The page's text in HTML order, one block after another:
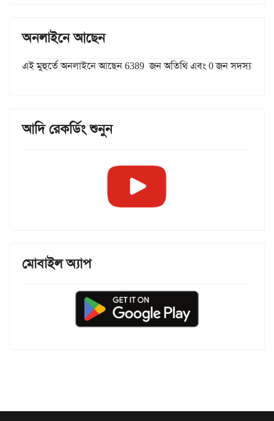
অনলাইনে আছেন
এই মুহুর্তে অনলাইনে আছেন 6389 জন অতিথি এবং 0 জন সদস্য
আদি রেকর্ডিং শুনুন
মোবাইল অ্যাপ